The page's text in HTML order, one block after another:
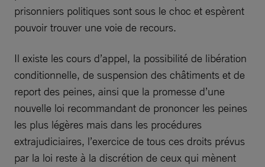
prisonniers politiques sont sous le choc et espèrent
pouvoir trouver une voie de recours.
Il existe les cours d’appel, la possibilité de libération
conditionnelle, de suspension des châtiments et de
report des peines, ainsi que la promesse d’une
nouvelle loi recommandant de prononcer les peines
les plus légères mais dans les procédures
extrajudiciaires, l’exercice de tous ces droits prévus
par la loi reste à la discrétion de ceux qui mènent